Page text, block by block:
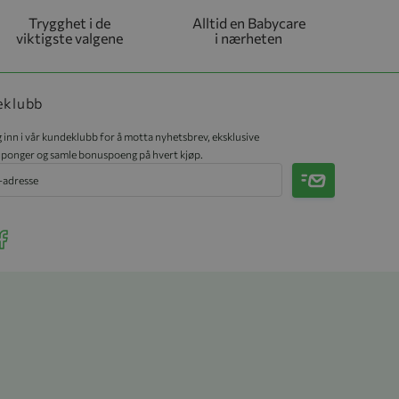
Trygghet i de
viktigste valgene
Alltid en Babycare
i nærheten
inn i vår kundeklubb for å motta nyhetsbrev, eksklusive
og samle bonuspoeng på hvert kjøp.
Meld på
our Facebook